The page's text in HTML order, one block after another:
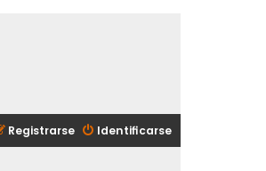
Identificarse
Registrarse